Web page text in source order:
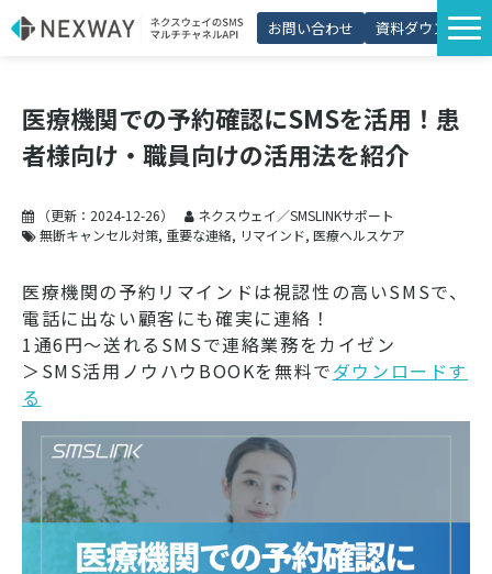
お問い合わせ 資料ダウンロード
選ばれる理由
プラン・価格
導入事例
コラム
パートナー制度
医療機関での予約確認にSMSを活用！患
者様向け・職員向けの活用法を紹介
（更新： 2024-12-26）
ネクスウェイ／SMSLINKサポート
無断キャンセル対策 重要な連絡 リマインド 医療ヘルスケア
医療機関の予約リマインドは視認性の高いSMSで、
電話に出ない顧客にも確実に連絡！
1通6円～送れるSMSで連絡業務をカイゼン
＞SMS活用ノウハウBOOKを無料でダウンロードす
る